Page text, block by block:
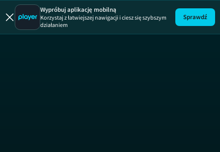
Wypróbuj aplikację mobilną
Korzystaj z łatwiejszej nawigacji i ciesz się szybszym
działaniem
Sprawdź